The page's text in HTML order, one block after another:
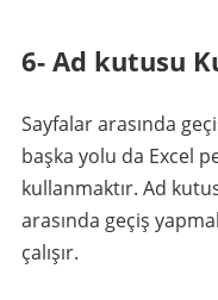
6- Ad kutusu
Sayfalar arasında
başka yolu da Excel
kullanmaktır. Ad
arasında geçiş
çalışır.